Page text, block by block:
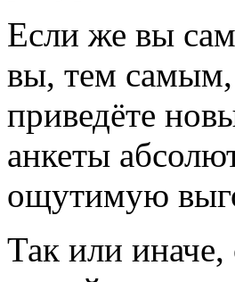
Если же вы
вы, тем самым,
приведёте
анкеты
ощутимую
Так или иначе,